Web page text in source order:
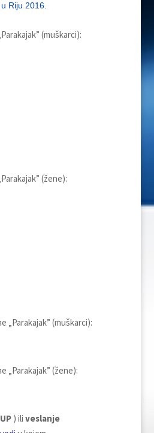
u Riju 2016.
(muškarci):
(žene):
„Parakajak” (muškarci):
„Parakajak” (žene):
) ili veslanje